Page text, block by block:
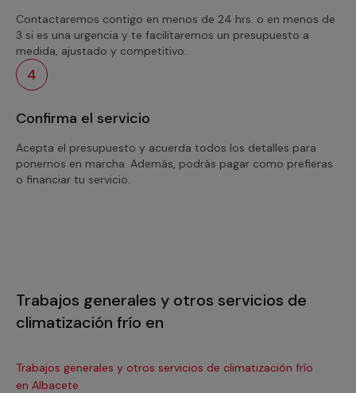
Contactaremos contigo en menos de 24 hrs. o en menos de
3 si es una urgencia y te facilitaremos un presupuesto a
medida, ajustado y competitivo.
4
Confirma el servicio
Acepta el presupuesto y acuerda todos los detalles para
ponernos en marcha. Además, podrás pagar como prefieras
o financiar tu servicio.
Trabajos generales y otros servicios de
climatización frío en
Trabajos generales y otros servicios de climatización frío
en Albacete